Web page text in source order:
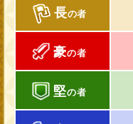
長の者
豪の者
堅の者